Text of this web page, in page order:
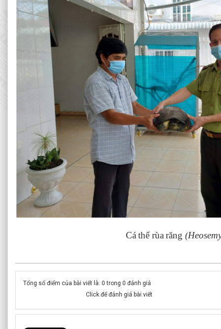
Cá thể rùa răng (
Tổng số điểm của bài viết là: 0 trong 0 đánh giá
Click để đánh giá bài viết